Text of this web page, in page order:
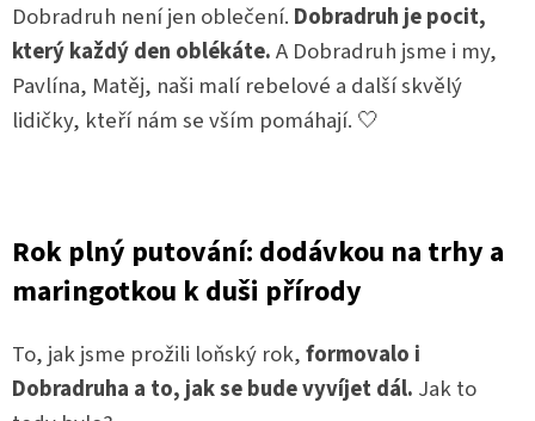
Dobradruh není jen oblečení. Dobradruh je pocit,
který každý den oblékáte.A Dobradruh jsme i my,
Pavlína, Matěj, naši malí rebelové a další skvělý
lidičky, kteří nám se vším pomáhají. 🤍
Rok plný putování: dodávkou na trhy a
maringotkou k duši přírody
To, jak jsme prožili loňský rok,formovalo i
Dobradruha a to, jak se bude vyvíjet dál. Jak to